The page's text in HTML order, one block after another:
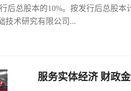
后总股本的10%。按发行后总股
技术研究有限公司...
服务实体经济 财政